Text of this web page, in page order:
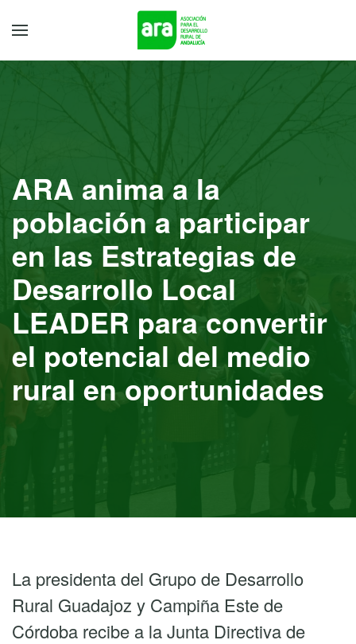
ARA anima a la
población a participar
en las Estrategias de
Desarrollo Local
LEADER para convertir
el potencial del medio
rural en oportunidades
La presidenta del Grupo de Desarrollo
Rural Guadajoz y Campiña Este de
Córdoba recibe a la Junta Directiva de